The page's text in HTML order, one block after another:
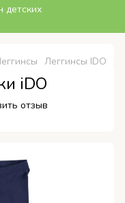
Леггинсы IDO
iDO
отзыв